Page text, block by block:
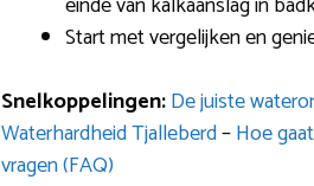
Start met vergelijken en
Snelkoppelingen:De juiste
Waterhardheid Tjalleberd–Hoe
vragen (FAQ)